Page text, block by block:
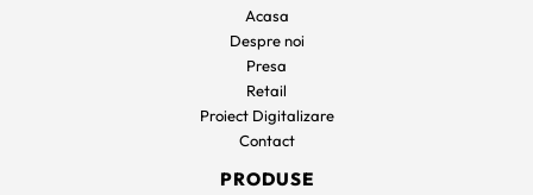
Acasa
Despre noi
Presa
Retail
Proiect Digitalizare
Contact
PRODUSE